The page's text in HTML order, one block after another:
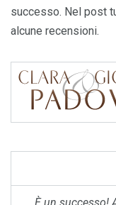
successo. Nel post
alcune recensioni.